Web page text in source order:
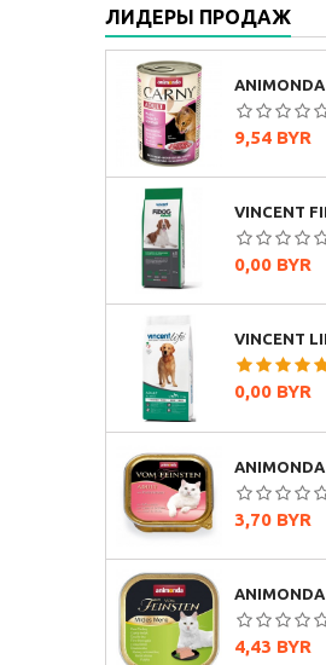
ЛИДЕРЫ ПРОДАЖ
Цена
9,54 BYR
Цена
0,00 BYR
Цена
0,00 BYR
Цена
3,70 BYR
Цена
4,43 BYR